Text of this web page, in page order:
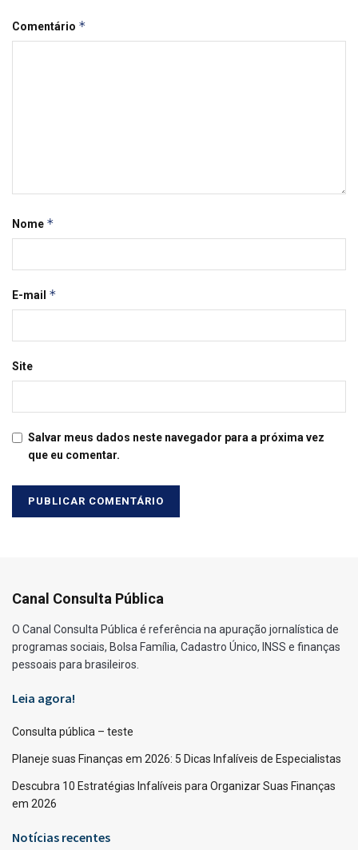
Comentário *
Nome *
E-mail *
Site
Salvar meus dados neste navegador para a próxima vez
que eu comentar.
Canal Consulta Pública
O Canal Consulta Pública é referência na apuração jornalística de
programas sociais, Bolsa Família, Cadastro Único, INSS e finanças
pessoais para brasileiros.
Leia agora!
Consulta pública – teste
Planeje suas Finanças em 2026: 5 Dicas Infalíveis de Especialistas
Descubra 10 Estratégias Infalíveis para Organizar Suas Finanças
em 2026
Notícias recentes